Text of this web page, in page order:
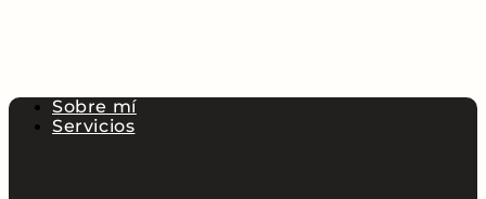
Sobre mí
Servicios